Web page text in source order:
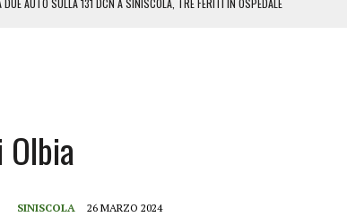
AUTO SULLA 131 DCN A SINISCOLA, TRE FERITI IN OSPEDALE
È STATO UCCISO SIMONE CONCAS
SINISCOLA 26 MARZO 2024